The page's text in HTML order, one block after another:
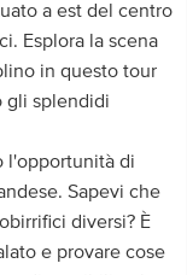
a est del centro
Esplora la scena
in questo tour
gli splendidi
l'opportunità di
Sapevi che
diversi? È
e provare cose